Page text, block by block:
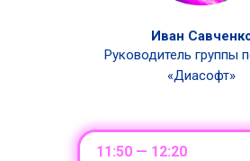
Иван
Руководитель группы
«Диасофт»
11:50 — 12:20